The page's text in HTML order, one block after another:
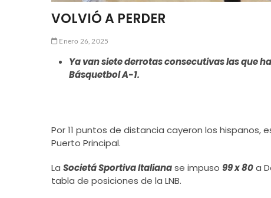
VOLVIÓ A PERDER
Enero 26, 2025
Ya van siete derrotas consecutivas las que
Básquetbol A-1.
Por 11 puntos de distancia cayeron los hispanos,
Puerto Principal.
La Societá Sportiva Italianase impuso 99 x 80a
tabla de posiciones de la LNB.